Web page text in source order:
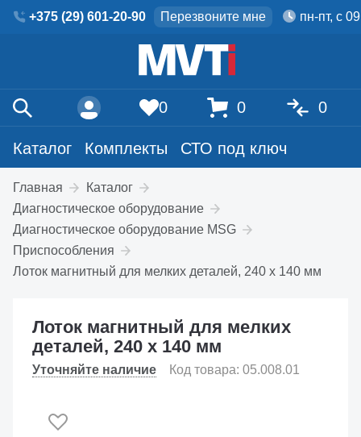
+375 (29) 601-20-90 Перезвоните мне пн-пт, с
Каталог Комплекты СТО под ключ
0 0 0
Главная
Каталог
Диагностическое оборудование
Диагностическое оборудование MSG
Приспособления
Лоток магнитный для мелких деталей, 240 х 140 мм
Лоток магнитный для мелких
деталей, 240 х 140 мм
Уточняйте наличие Код товара: 05.008.01